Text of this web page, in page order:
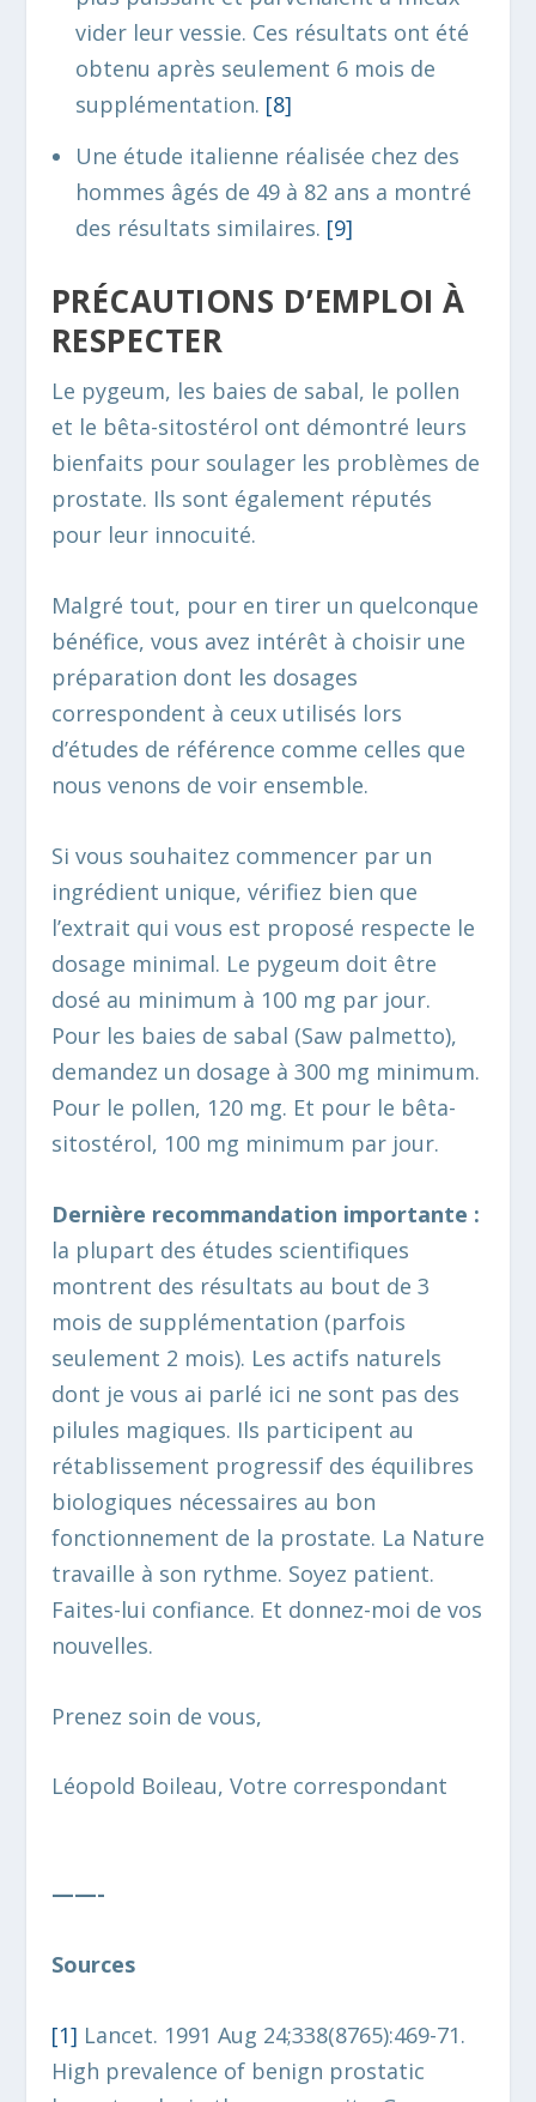
vider leur vessie. Ces résultats ont été
obtenu après seulement 6 mois de
supplémentation. [8]
Une étude italienne réalisée chez des
hommes âgés de 49 à 82 ans a montré
des résultats similaires. [9]
PRÉCAUTIONS D’EMPLOI À
RESPECTER
Le pygeum, les baies de sabal, le pollen
et le bêta-sitostérol ont démontré leurs
bienfaits pour soulager les problèmes de
prostate. Ils sont également réputés
pour leur innocuité.
Malgré tout, pour en tirer un quelconque
bénéfice, vous avez intérêt à choisir une
préparation dont les dosages
correspondent à ceux utilisés lors
d’études de référence comme celles que
nous venons de voir ensemble.
Si vous souhaitez commencer par un
ingrédient unique, vérifiez bien que
l’extrait qui vous est proposé respecte le
dosage minimal. Le pygeum doit être
dosé au minimum à 100 mg par jour.
Pour les baies de sabal (Saw palmetto),
demandez un dosage à 300 mg minimum.
Pour le pollen, 120 mg. Et pour le bêta-
sitostérol, 100 mg minimum par jour.
Dernière recommandation importante :
la plupart des études scientifiques
montrent des résultats au bout de 3
mois de supplémentation (parfois
seulement 2 mois). Les actifs naturels
dont je vous ai parlé ici ne sont pas des
pilules magiques. Ils participent au
rétablissement progressif des équilibres
biologiques nécessaires au bon
fonctionnement de la prostate. La Nature
travaille à son rythme. Soyez patient.
Faites-lui confiance. Et donnez-moi de vos
nouvelles.
Prenez soin de vous,
Léopold Boileau, Votre correspondant
——-
Sources
[1] Lancet. 1991 Aug 24;338(8765):469-71.
High prevalence of benign prostatic